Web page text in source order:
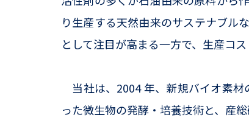
り生産する天然由来のサステナブル
として注目が高まる一方で、生産コ
当社は、2004 年、新規バイオ素材
った微生物の発酵・培養技術と、産